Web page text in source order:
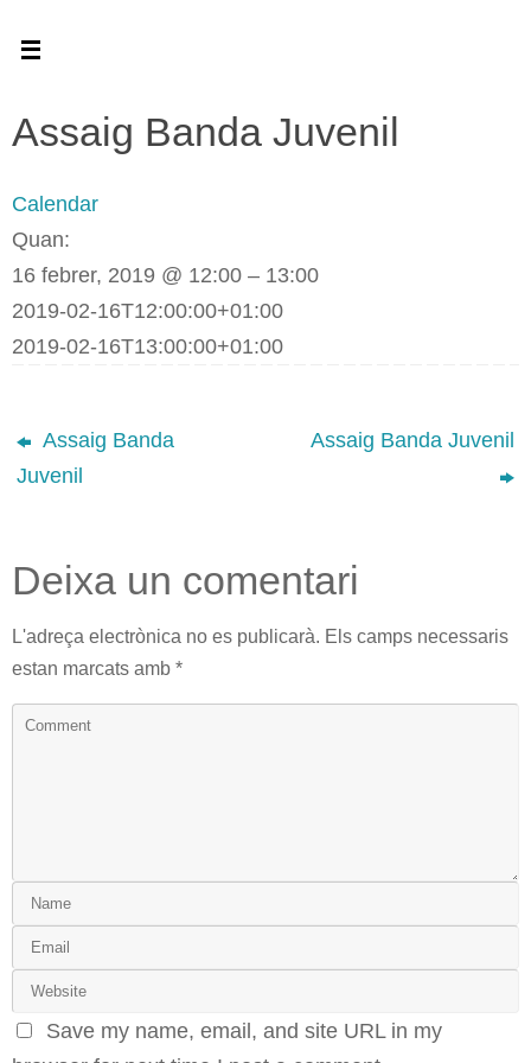
Assaig Banda Juvenil
Calendar
Quan:
16 febrer, 2019 @ 12:00 – 13:00
2019-02-16T12:00:00+01:00
2019-02-16T13:00:00+01:00
Assaig Banda
Juvenil
Assaig Banda Juvenil
Deixa un comentari
L'adreça electrònica no es publicarà. Els camps necessaris
estan marcats amb *
Save my name, email, and site URL in my